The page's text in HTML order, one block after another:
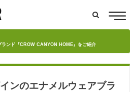
ランド『CROW CANYON HOME』をご紹介
ンのエナメルウェアブラ